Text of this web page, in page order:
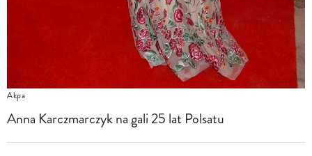
Akpa
Anna Karczmarczyk na gali 25 lat Polsatu